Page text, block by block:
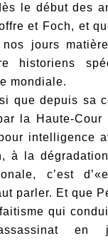
le début des
et Foch, et
jours
historiens
mondiale.
que depuis sa
la Haute-
intelligence
à la
c’est
parler. Et que
qui